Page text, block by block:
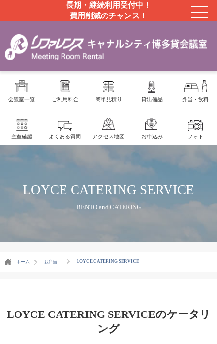
長期・継続利用受付中！
費用削減のチャンス！
会議室一覧 ご利用料金 簡単見積り 貸出備品 弁当・飲料
空室確認 よくある質問 アクセス地図 お申込み フォト
LOYCE CATERING SERVICE
BENTO and CATERING
ホーム お弁当 LOYCE CATERING SERVICE
LOYCE CATERING SERVICEのケータリ
ング